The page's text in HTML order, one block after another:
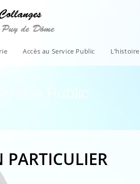
Accès au Service Public
Public
PARTICULIER